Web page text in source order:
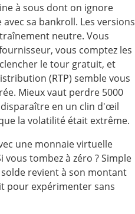
à sous dont on ignore
sa bankroll. Les versions
neutre. Vous
vous comptez les
le tour gratuit, et
(RTP) semble vous
Mieux vaut perdre 5000
en un clin d'œil
la volatilité était extrême.
une monnaie virtuelle
tombez à zéro ? Simple
revient à son montant
pour expérimenter sans